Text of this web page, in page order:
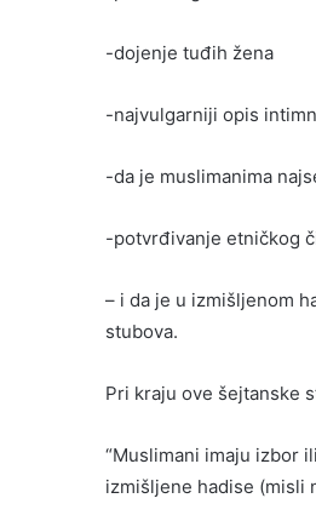
-dojenje tuđih žena
-najvulgarniji opis
-da je muslimanima
-potvrđivanje etničkog
– i da je u izmišljenom
stubova.
Pri kraju ove šejtanske
“Muslimani imaju izbor
izmišljene hadise (misli